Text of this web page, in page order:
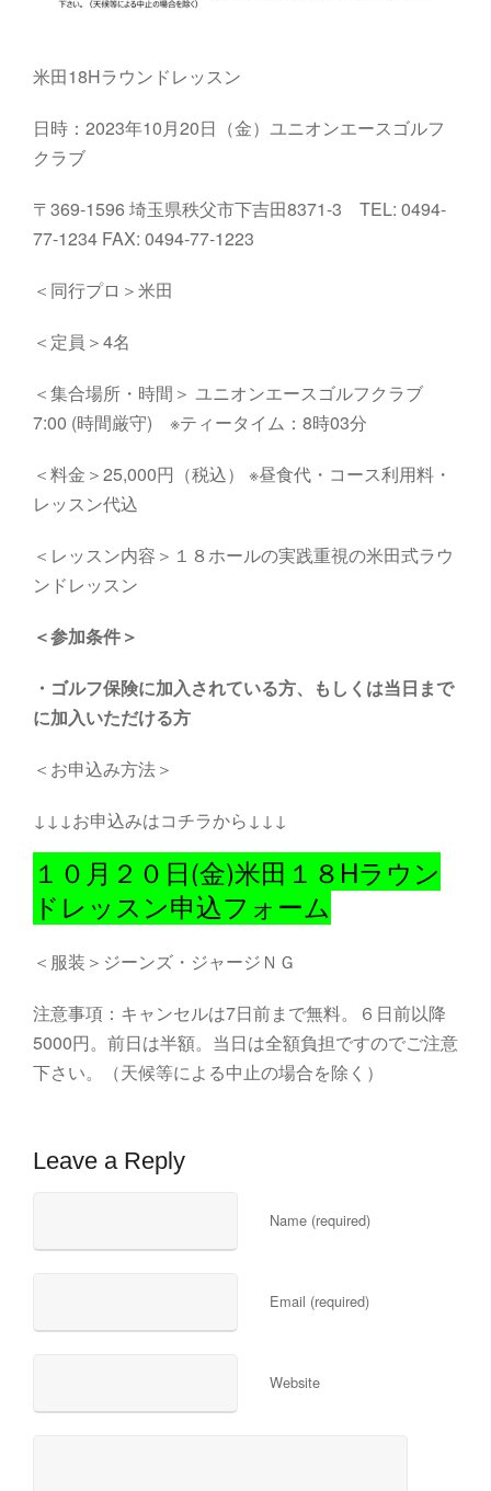
米田18Hラウンドレッスン
日時：2023年10月20日（金）ユニオンエースゴルフ
クラブ
〒369-1596 埼玉県秩父市下吉田8371-3 TEL: 0494-
77-1234 FAX: 0494-77-1223
＜同行プロ＞米田
＜定員＞4名
＜集合場所・時間＞ ユニオンエースゴルフクラブ
7:00 (時間厳守) ※ティータイム：8時03分
＜料金＞25,000円（税込） ※昼食代・コース利用料・
レッスン代込
＜レッスン内容＞１８ホールの実践重視の米田式ラウ
ンドレッスン
＜参加条件＞
・ ゴルフ保険に加入されている方、もしくは当日まで
に加入いただける方
＜お申込み方法＞
↓↓↓お申込みはコチラから↓↓↓
１０月２０日(金)米田１８Hラウン
ドレッスン申込フォーム
＜服装＞ジーンズ・ジャージＮＧ
注意事項：キャンセルは7日前まで無料。６日前以降
5000円。前日は半額。当日は全額負担ですのでご注意
下さい。（天候等による中止の場合を除く）
Leave a Reply
Name (required)
Email (required)
Website